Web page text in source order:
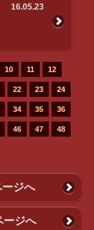
16.05.23
10 11 12
22 23 24
34 35 36
46 47 48
ジへ
ージへ